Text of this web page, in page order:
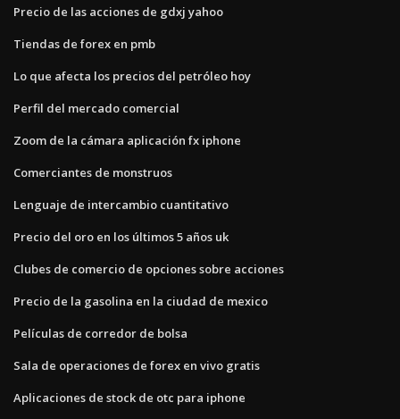
Precio de las acciones de gdxj yahoo
Tiendas de forex en pmb
Lo que afecta los precios del petróleo hoy
Perfil del mercado comercial
Zoom de la cámara aplicación fx iphone
Comerciantes de monstruos
Lenguaje de intercambio cuantitativo
Precio del oro en los últimos 5 años uk
Clubes de comercio de opciones sobre acciones
Precio de la gasolina en la ciudad de mexico
Películas de corredor de bolsa
Sala de operaciones de forex en vivo gratis
Aplicaciones de stock de otc para iphone